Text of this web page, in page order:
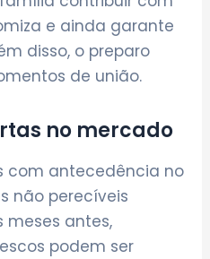
e ainda garante
disso, o preparo
de união.
no mercado
com antecedência no
não perecíveis
meses antes,
podem ser